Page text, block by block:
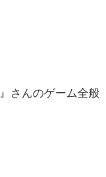
さんのゲーム全般